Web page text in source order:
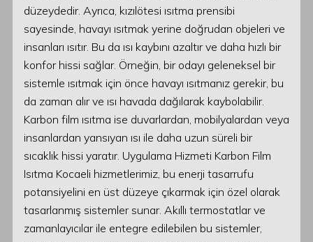
düzeydedir. Ayrıca, kızılötesi ısıtma prensibi
sayesinde, havayı ısıtmak yerine doğrudan objeleri ve
insanları ısıtır. Bu da ısı kaybını azaltır ve daha hızlı bir
konfor hissi sağlar. Örneğin, bir odayı geleneksel bir
sistemle ısıtmak için önce havayı ısıtmanız gerekir, bu
da zaman alır ve ısı havada dağılarak kaybolabilir.
Karbon film ısıtma ise duvarlardan, mobilyalardan veya
insanlardan yansıyan ısı ile daha uzun süreli bir
sıcaklık hissi yaratır. Uygulama Hizmeti Karbon Film
Isıtma Kocaeli hizmetlerimiz, bu enerji tasarrufu
potansiyelini en üst düzeye çıkarmak için özel olarak
tasarlanmış sistemler sunar. Akıllı termostatlar ve
zamanlayıcılar ile entegre edilebilen bu sistemler,